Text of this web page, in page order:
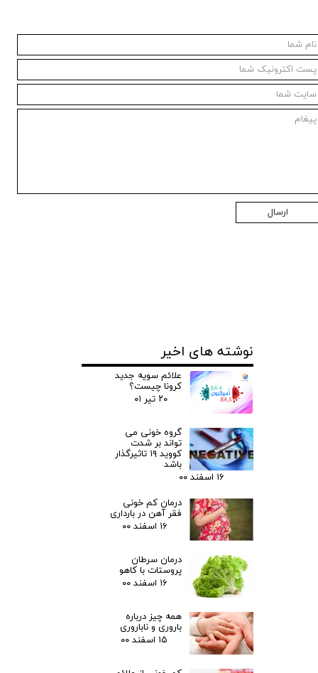
ارسال
نوشته های اخیر
علائم سویه جدید
کرونا چیست؟
۲۰ تیر ۰۱
گروه خونی می
تواند بر شدت
کووید ۱۹ تاثیرگذار
باشد
۱۶ اسفند ۰۰
درمان کم خونی
فقر آهن در بارداری
۱۶ اسفند ۰۰
درمان سرطان
پروستات با کاهو
۱۶ اسفند ۰۰
همه چیز درباره
باروری و ناباروری
۱۵ اسفند ۰۰